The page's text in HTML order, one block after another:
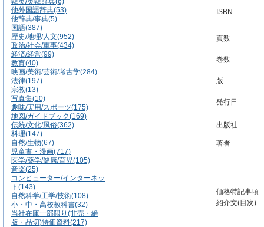
他外国語辞典(53)
他辞典/事典(5)
国語(387)
歴史/地理/人文(952)
政治/社会/軍事(434)
経済/経営(99)
教育(40)
映画/美術/芸術/考古学(284)
法律(197)
宗教(13)
写真集(10)
趣味/実用/スポーツ(175)
地図/ガイドブック(169)
伝統/文化/風俗(362)
料理(147)
自然/生物(67)
児童書・漫画(717)
医学/薬学/健康/育児(105)
音楽(25)
コンピューター/インターネッ
ト(143)
自然科学/工学/技術(108)
小・中・高校教科書(32)
当社在庫一部限り(非売・絶
版・品切)特価資料(217)
ISBN
頁数
巻数
版
発行日
出版社
著者
価格特記事項
紹介文(目次)